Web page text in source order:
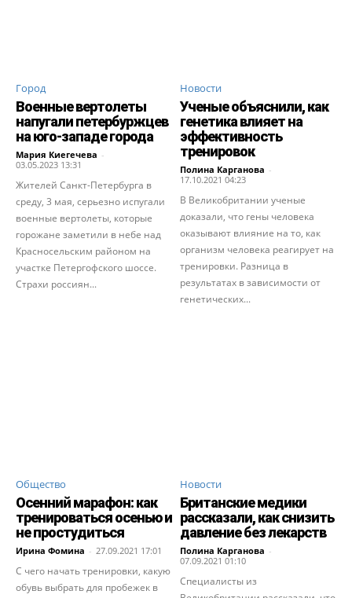
Город
Военные вертолеты
напугали петербуржцев
на юго-западе города
Мария Киегечева -
03.05.2023 13:31
Жителей Санкт-Петербурга в
среду, 3 мая, серьезно испугали
военные вертолеты, которые
горожане заметили в небе над
Красносельским районом на
участке Петергофского шоссе.
Страхи россиян...
Новости
Ученые объяснили, как
генетика влияет на
эффективность
тренировок
Полина Карганова -
17.10.2021 04:23
В Великобритании ученые
доказали, что гены человека
оказывают влияние на то, как
организм человека реагирует на
тренировки. Разница в
результатах в зависимости от
генетических...
Общество
Осенний марафон: как
тренироваться осенью и
не простудиться
Ирина Фомина - 27.09.2021 17:01
С чего начать тренировки, какую
обувь выбрать для пробежек в
Новости
Британские медики
рассказали, как снизить
давление без лекарств
Полина Карганова -
07.09.2021 01:10
Специалисты из